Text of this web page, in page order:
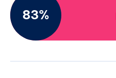
83%